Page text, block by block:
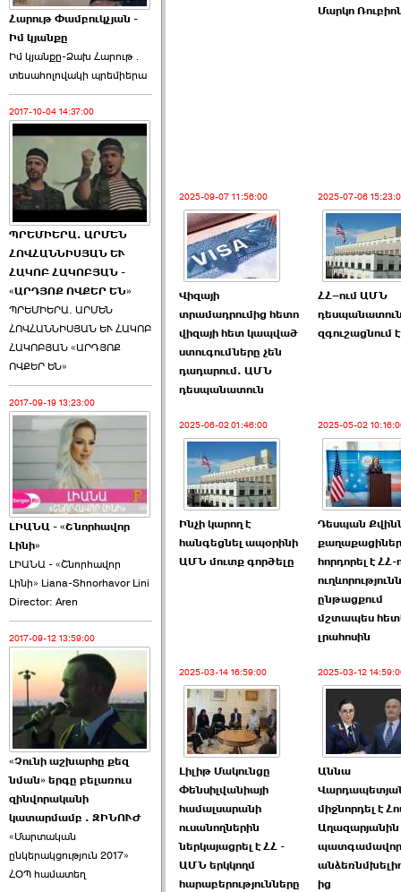
Հարութ Փամբուկչյան -
Իմ կյանքը
Իմ կյանքը-Ձախ Հարnւթ․
տեuաhnլnվակի պրեմիերա
2017-10-04 14:37:00
ՊՐԵՄԻԵՐԱ. ԱՐՄԵՆ
ՀՈՎՀԱՆՆԻՍՅԱՆ ԵՒ
ՀԱԿՈԲ ՀԱԿՈԲՅԱՆ -
«ԱՐԴՅՈՔ ՈՎՔԵՐ ԵՆ»
ՊՐԵՄԻԵՐԱ. ԱՐՄԵՆ
ՀՈՎՀԱՆՆԻՍՅԱՆ ԵՒ ՀԱԿՈԲ
ՀԱԿՈԲՅԱՆ «ԱՐԴՅՈՔ
ՈՎՔԵՐ ԵՆ»
2017-09-19 13:23:00
ԼԻԱՆԱ - «Շնորհավոր
Լինի»
ԼԻԱՆԱ - «Շնորհավոր
Լինի» Liana-Shnorhavor Lini
Director: Aren
2017-09-12 13:59:00
«Չունի աշխարհը քեզ
նման» երգը բելառուս
զինվորականի
կատարմամբ . ԶԻՆՈՒԺ
«Մարտական
ընկերակցություն 2017»
ՀՕՊ համատեղ
Մարկո
2025-09-07 11:56:00
Վիզայի
տրամադրումից հետո
վիզայի հետ կապված
ստուգումները չեն
դադարում. ԱՄՆ
դեսպանատուն
2025-07-06
ՀՀ–ում ԱՄՆ
զգուշացնում է
2025-06-02 01:46:00
Ինչի կարող է
հանգեցնել ապօրինի
ԱՄՆ մուտք գործելը
2025-05-02
Դեսպան
հորդորել է ՀՀ-
ընթացքում
մշտապես
լրահոսին
2025-03-14 16:59:00
Լիլիթ Մակունցը
Փենսիլվանիայի
համալսարանի
ուսանողներին
ներկայացրել է ՀՀ -
ԱՄՆ երկկողմ
հարաբերությունները
2025-03-12
Աննա
միջնորդել է
Աղազարյանին
ից